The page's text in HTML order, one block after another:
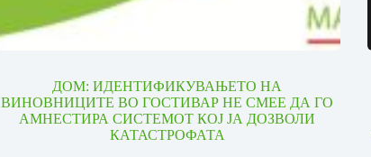
ДОМ: ИДЕНТИФИКУВАЊЕТО НА
ВИНОВНИЦИТЕ ВО ГОСТИВАР НЕ СМЕЕ ДА ГО
АМНЕСТИРА СИСТЕМОТ КОЈ ЈА ДОЗВОЛИ
КАТАСТРОФАТА